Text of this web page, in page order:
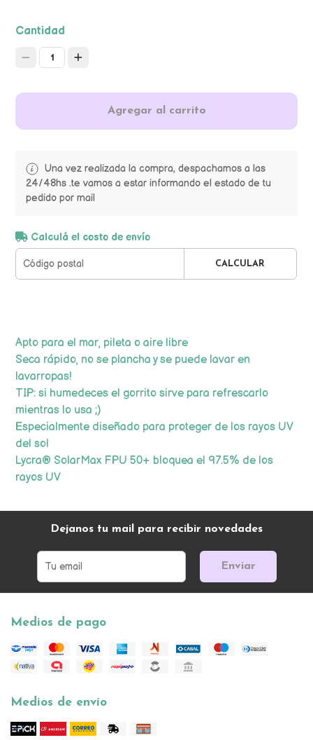
Cantidad
1
Agregar al carrito
Una vez realizada la compra, despachamos a las
24/48hs .te vamos a estar informando el estado de tu
pedido por mail
Calculá el costo de envío
CALCULAR
Apto para el mar, pileta o aire libre
Seca rápido, no se plancha y se puede lavar en
lavarropas!
TIP: si humedeces el gorrito sirve para refrescarlo
mientras lo usa ;)
Especialmente diseñado para proteger de los rayos UV
del sol
Lycra® SolarMax FPU 50+ bloquea el 97.5% de los
rayos UV
Dejanos tu mail para recibir novedades
Enviar
Medios de pago
Medios de envío